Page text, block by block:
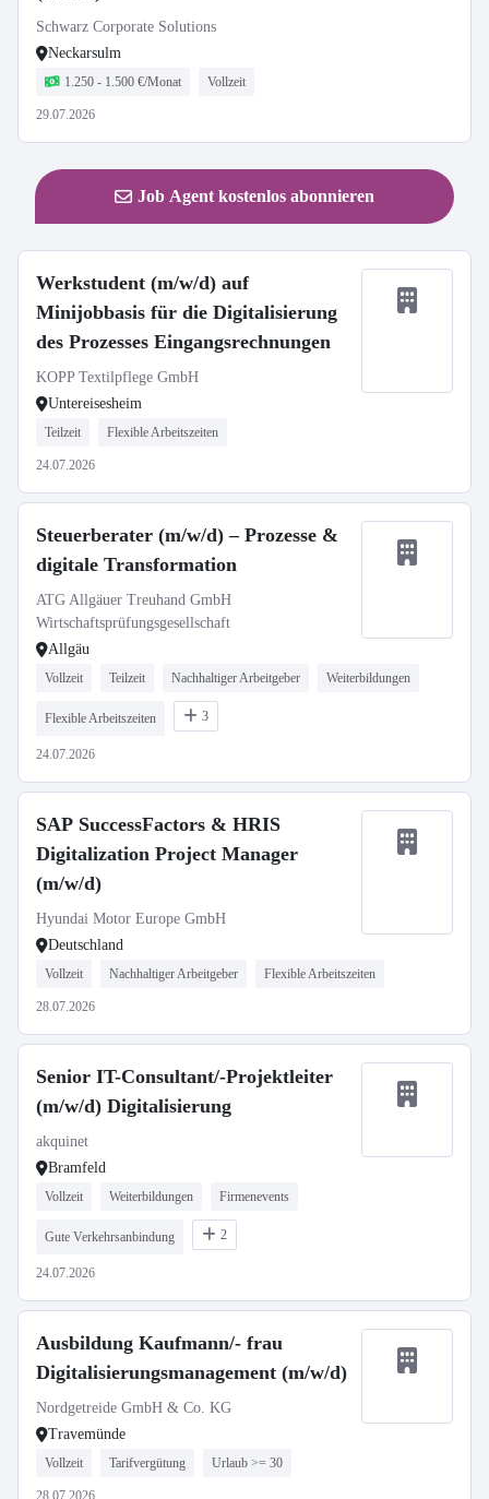
Schwarz Corporate Solutions
Neckarsulm
1.250 - 1.500 €/Monat Vollzeit
29.07.2026
Job Agent kostenlos abonnieren
Werkstudent (m/w/d) auf
Minijobbasis für die Digitalisierung
des Prozesses Eingangsrechnungen
KOPP Textilpflege GmbH
Untereisesheim
Teilzeit Flexible Arbeitszeiten
24.07.2026
Steuerberater (m/w/d) – Prozesse &
digitale Transformation
ATG Allgäuer Treuhand GmbH
Wirtschaftsprüfungsgesellschaft
Allgäu
Vollzeit Teilzeit Nachhaltiger Arbeitgeber Weiterbildungen
Flexible Arbeitszeiten 3
24.07.2026
SAP SuccessFactors & HRIS
Digitalization Project Manager
(m/w/d)
Hyundai Motor Europe GmbH
Deutschland
Vollzeit Nachhaltiger Arbeitgeber Flexible Arbeitszeiten
28.07.2026
Senior IT-Consultant/-Projektleiter
(m/w/d) Digitalisierung
akquinet
Bramfeld
Vollzeit Weiterbildungen Firmenevents
Gute Verkehrsanbindung 2
24.07.2026
Ausbildung Kaufmann/- frau
Digitalisierungsmanagement (m/w/d)
Nordgetreide GmbH & Co. KG
Travemünde
Vollzeit Tarifvergütung Urlaub >= 30
28.07.2026